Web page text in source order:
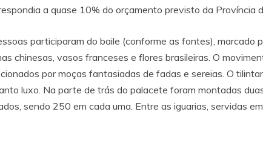
a quase 10% do orçamento previsto da Província
participaram do baile (conforme as fontes), marcado
chinesas, vasos franceses e flores brasileiras. O
por moças fantasiadas de fadas e sereias. O
luxo. Na parte de trás do palacete foram montadas
sendo 250 em cada uma. Entre as iguarias, servidas